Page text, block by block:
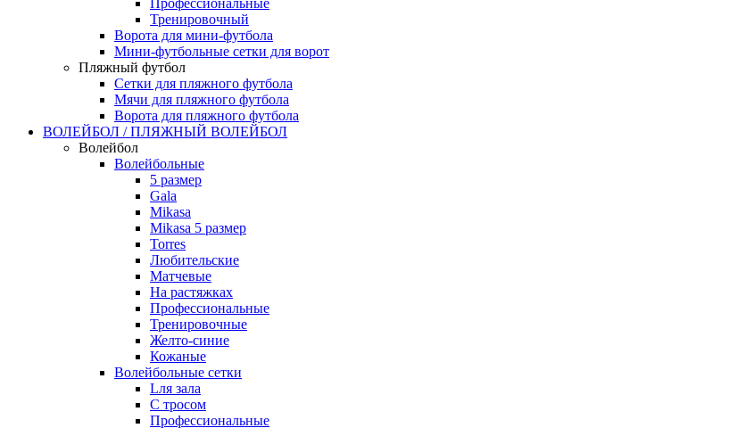
Профессиональные
Тренировочный
Ворота для мини-футбола
Мини-футбольные сетки для ворот
Пляжный футбол
Сетки для пляжного футбола
Мячи для пляжного футбола
Ворота для пляжного футбола
ВОЛЕЙБОЛ / ПЛЯЖНЫЙ ВОЛЕЙБОЛ
Волейбол
Волейбольные
5 размер
Gala
Mikasa
Mikasa 5 размер
Torres
Любительские
Матчевые
На растяжках
Профессиональные
Тренировочные
Желто-синие
Кожаные
Волейбольные сетки
Lля зала
C тросом
Профессиональные